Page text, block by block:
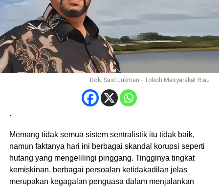
Dok. Said Lukman - Tokoh Masyarakat Riau
.
Memang tidak semua sistem sentralistik itu tidak baik,
namun faktanya hari ini berbagai skandal korupsi seperti
hutang yang mengelilingi pinggang. Tingginya tingkat
kemiskinan, berbagai persoalan ketidakadilan jelas
merupakan kegagalan penguasa dalam menjalankan